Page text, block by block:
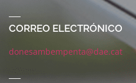
CORREO ELECTRÓNICO
donesambempenta@dae.cat